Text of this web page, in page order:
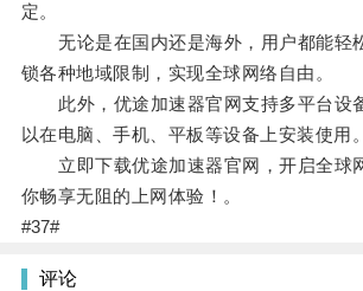
定。
无论是在国内还是海外，用户都能轻
锁各种地域限制，实现全球网络自由。
此外，优途加速器官网支持多平台设
以在电脑、手机、平板等设备上安装使用。
立即下载优途加速器官网，开启全球
你畅享无阻的上网体验！。
#37#
评论